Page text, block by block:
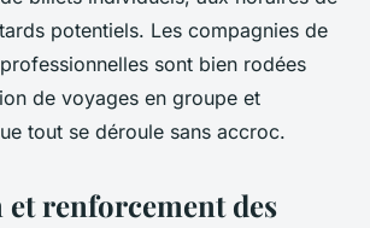
potentiels. Les compagnies de
sont bien rodées
de voyages en groupe et
tout se déroule sans accroc.
renforcement des